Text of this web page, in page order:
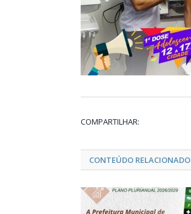
COMPARTILHAR:
CONTEÚDO RELACIONADO